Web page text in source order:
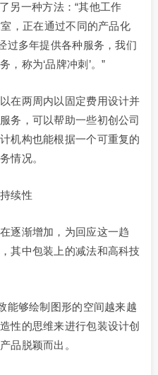
另一种方法：“其他工作
，正在通过不同的产品化
过多年提供各种服务，我们
，称为‘品牌冲刺’。”
在两周内以固定费用设计并
务，可以帮助一些初创公司
机构也能根据一个可重复的
情况。
续性
逐渐增加，为回应这一趋
其中包装上的减法和高科技
能够绘制图形的空间越来越
性的思维来进行包装设计创
品脱颖而出。